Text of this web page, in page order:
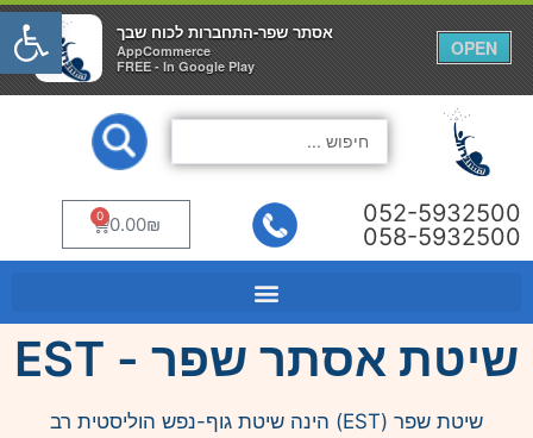
052-5932500
058-5932500
0.00₪
0
עגלת
קניות
שיטת אסתר שפר - EST
שיטת שפר (EST) הינה שיטת גוף-נפש הוליסטית רב
×
אסתר שפר-התחברות לכוח שבך
AppCommerce
FREE - In Google Play
OPEN
×
אסתר שפר-התחברות לכוח שבך
AppCommerce
FREE - In Google Play
OPEN